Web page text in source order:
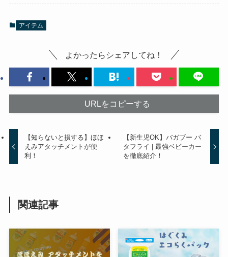
アイテム
よかったらシェアしてね！
URLをコピーする
【知らないと損する】ほほ
えみアタッチメントが便
利！
【新生児OK】バガブー バ
タフライ | 最強ベビーカー
を徹底紹介！
関連記事